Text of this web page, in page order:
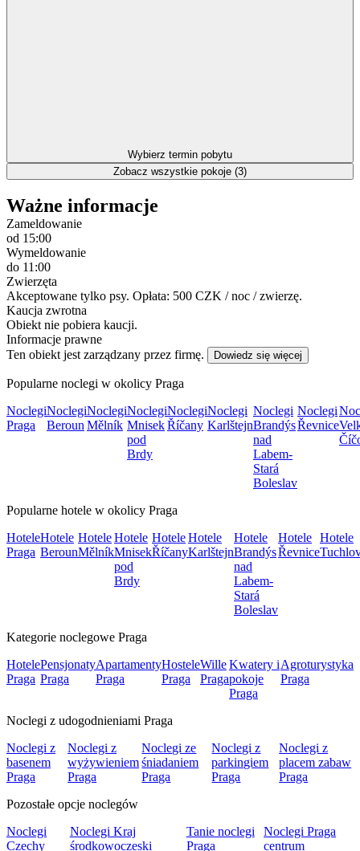
Wybierz termin pobytu
Zobacz wszystkie pokoje (3)
Ważne informacje
Zameldowanie
od 15:00
Wymeldowanie
do 11:00
Zwierzęta
Akceptowane tylko psy. Opłata: 500 CZK / noc / zwierzę.
Kaucja zwrotna
Obiekt nie pobiera kaucji.
Informacje prawne
Ten obiekt jest zarządzany przez firmę.
Dowiedz się więcej
Popularne noclegi w okolicy Praga
Noclegi
Praga
Noclegi
Beroun
Noclegi
Mělník
Noclegi
Mnisek
pod
Brdy
Noclegi
Říčany
Noclegi
Karlštejn
Noclegi
Brandýs
nad
Labem-
Stará
Boleslav
Noclegi
Řevnice
Popularne hotele w okolicy Praga
Hotele
Praga
Hotele
Beroun
Hotele
Mělník
Hotele
Mnisek
pod
Brdy
Hotele
Říčany
Hotele
Karlštejn
Hotele
Brandýs
nad
Labem-
Stará
Boleslav
Hotele
Řevnice
Hotele
Kategorie noclegowe Praga
Hotele
Praga
Pensjonaty
Praga
Apartamenty
Praga
Hostele
Praga
Wille
Praga
Kwatery i
pokoje
Praga
Agroturystyka
Praga
Noclegi z udogodnieniami Praga
Noclegi z
basenem
Praga
Noclegi z
wyżywieniem
Praga
Noclegi ze
śniadaniem
Praga
Noclegi z
parkingiem
Praga
Noclegi z
placem zabaw
Praga
Pozostałe opcje noclegów
Noclegi
Czechy
Noclegi Kraj
środkowoczeski
Tanie noclegi
Praga
Noclegi Praga
centrum